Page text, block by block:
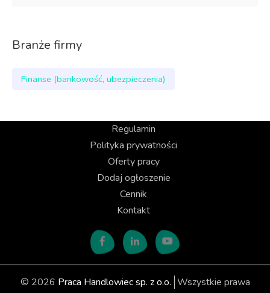
Branże firmy
Finanse (bankowość, ubezpieczenia)
Regulamin
Polityka prywatności
Oferty pracy
Dodaj ogłoszenie
Cennik
Kontakt
© 2026 Praca Handlowiec sp. z o.o. Wszystkie prawa